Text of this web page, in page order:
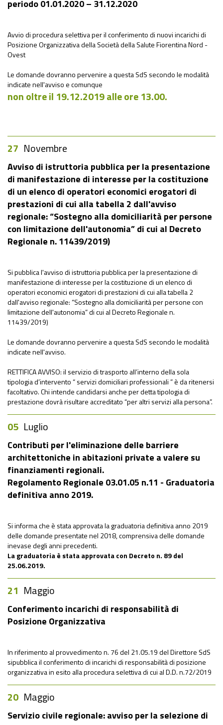
periodo 01.01.2020 – 31.12.2020
Avvio di procedura selettiva per il conferimento di nuovi incarichi di
Posizione Organizzativa della Società della Salute Fiorentina Nord -
Ovest
Le domande dovranno pervenire a questa SdS secondo le modalità
indicate nell'avviso e comunque
non oltre il 19.12.2019 alle ore 13.00.
27 Novembre
Avviso di istruttoria pubblica per la presentazione
di manifestazione di interesse per la costituzione
di un elenco di operatori economici erogatori di
prestazioni di cui alla tabella 2 dall'avviso
regionale: “Sostegno alla domiciliarità per persone
con limitazione dell'autonomia” di cui al Decreto
Regionale n. 11439/2019)
Si pubblica l'avviso di istruttoria pubblica per la presentazione di
manifestazione di interesse per la costituzione di un elenco di
operatori economici erogatori di prestazioni di cui alla tabella 2
dall'avviso regionale: “Sostegno alla domiciliarità per persone con
limitazione dell'autonomia” di cui al Decreto Regionale n.
11439/2019)
Le domande dovranno pervenire a questa SdS secondo le modalità
indicate nell'avviso.
RETTIFICA AVVISO: il servizio di trasporto all’interno della sola
tipologia d’intervento “ servizi domiciliari professionali ” è da ritenersi
facoltativo. Chi intende candidarsi anche per detta tipologia di
prestazione dovrà risultare accreditato “per altri servizi alla persona”.
05 Luglio
Contributi per l'eliminazione delle barriere
architettoniche in abitazioni private a valere su
finanziamenti regionali.
Regolamento Regionale 03.01.05 n.11 - Graduatoria
definitiva anno 2019.
Si informa che è stata approvata la graduatoria definitiva anno 2019
delle domande presentate nel 2018, comprensiva delle domande
inevase degli anni precedenti.
La graduatoria è stata approvata con Decreto n. 89 del
25.06.2019.
21 Maggio
Conferimento incarichi di responsabilità di
Posizione Organizzativa
In riferimento al provvedimento n. 76 del 21.05.19 del Direttore SdS
sipubblica il conferimento di incarichi di responsabilità di posizione
organizzativa in esito alla procedura selettiva di cui al D.D. n.72/2019
20 Maggio
Servizio civile regionale: avviso per la selezione di